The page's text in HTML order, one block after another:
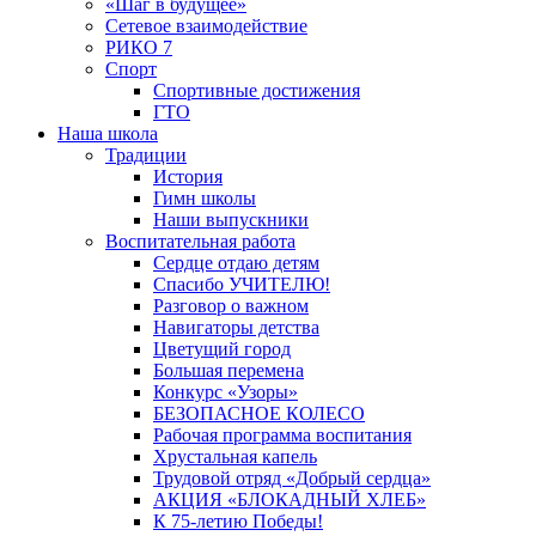
«Шаг в будущее»
Сетевое взаимодействие
РИКО 7
Спорт
Спортивные достижения
ГТО
Наша школа
Традиции
История
Гимн школы
Наши выпускники
Воспитательная работа
Сердце отдаю детям
Спасибо УЧИТЕЛЮ!
Разговор о важном
Навигаторы детства
Цветущий город
Большая перемена
Конкурс «Узоры»
БЕЗОПАСНОЕ КОЛЕСО
Рабочая программа воспитания
Хрустальная капель
Трудовой отряд «Добрый сердца»
АКЦИЯ «БЛОКАДНЫЙ ХЛЕБ»
К 75-летию Победы!